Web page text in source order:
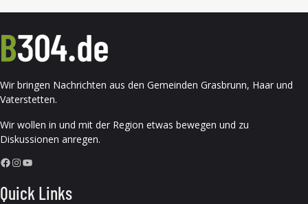
Wir bringen Nachrichten aus den Gemeinden Grasbrunn, Haar und
Vaterstetten.
Wir wollen in und mit der Region etwas bewegen und zu
Diskussionen anregen.
Facebook InstagramYouTube
Quick Links